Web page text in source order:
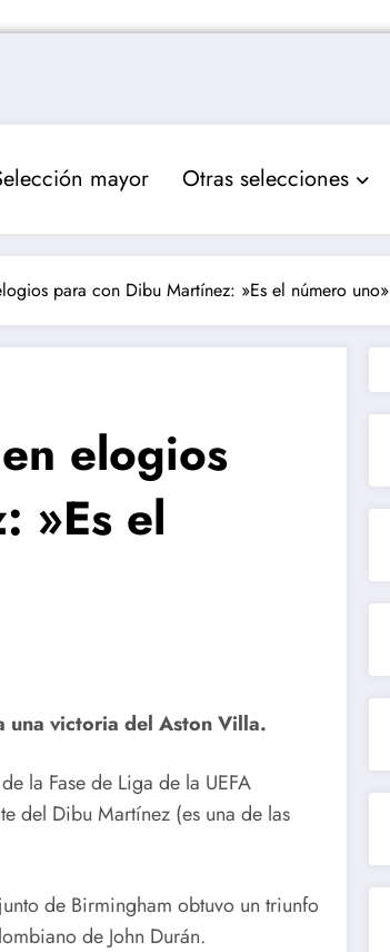
mayor Otras selecciones
para con Dibu Martínez: »Es el número uno»
elogios
»Es el
una victoria del Aston Villa.
la Fase de Liga de la UEFA
del Dibu Martínez (es una de las
de Birmingham obtuvo un triunfo
de John Durán.